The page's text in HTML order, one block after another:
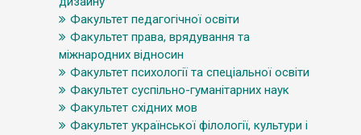
Факультет педагогічної освіти
Факультет права, врядування та
міжнародних відносин
Факультет психології та спеціальної освіти
Факультет суспільно-гуманітарних наук
Факультет східних мов
Факультет української філології, культури і